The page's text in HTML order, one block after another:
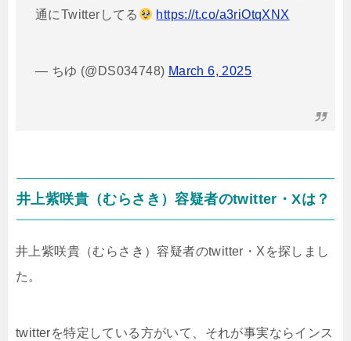
通にTwitterしてる
https://t.co/a3riOtqXNX
— ちゆ (@DS034748) March 6, 2025
井上紫咲貴（むらさき）容疑者のtwitter・Xは？
井上紫咲貴（むらさき）容疑者のtwitter・Xを探しまし
た。
twitterを特定している方がいて、それが事実ならインス